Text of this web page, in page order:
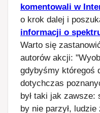
komentowali w
o krok dalej i
informacji o
Warto się
autorów akcji:
gdybyśmy któregoś
dotychczas
był taki jak zawsze:
by nie parzył,